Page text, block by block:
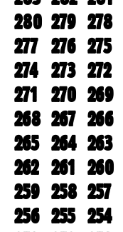
280 279 278
277 276 275
274 273 272
271 270 269
268 267 266
265 264 263
262 261 260
259 258 257
256 255 254